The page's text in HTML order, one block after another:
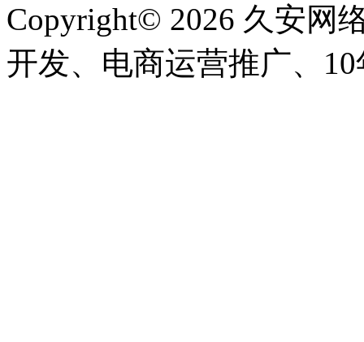
Copyright© 2026 久安网
开发、电商运营推广、